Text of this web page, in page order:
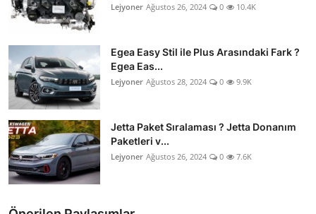
Lejyoner Ağustos 26, 2024 0 10.4K
Egea Easy Stil ile Plus Arasındaki Fark ?
Egea Eas...
Lejyoner Ağustos 28, 2024 0 9.9K
Jetta Paket Sıralaması ? Jetta Donanım
Paketleri v...
Lejyoner Ağustos 26, 2024 0 7.6K